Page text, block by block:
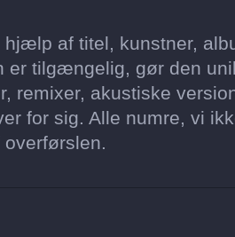
af titel, kunstner,
er tilgængelig, gør den
remixer, akustiske
for sig. Alle numre, vi